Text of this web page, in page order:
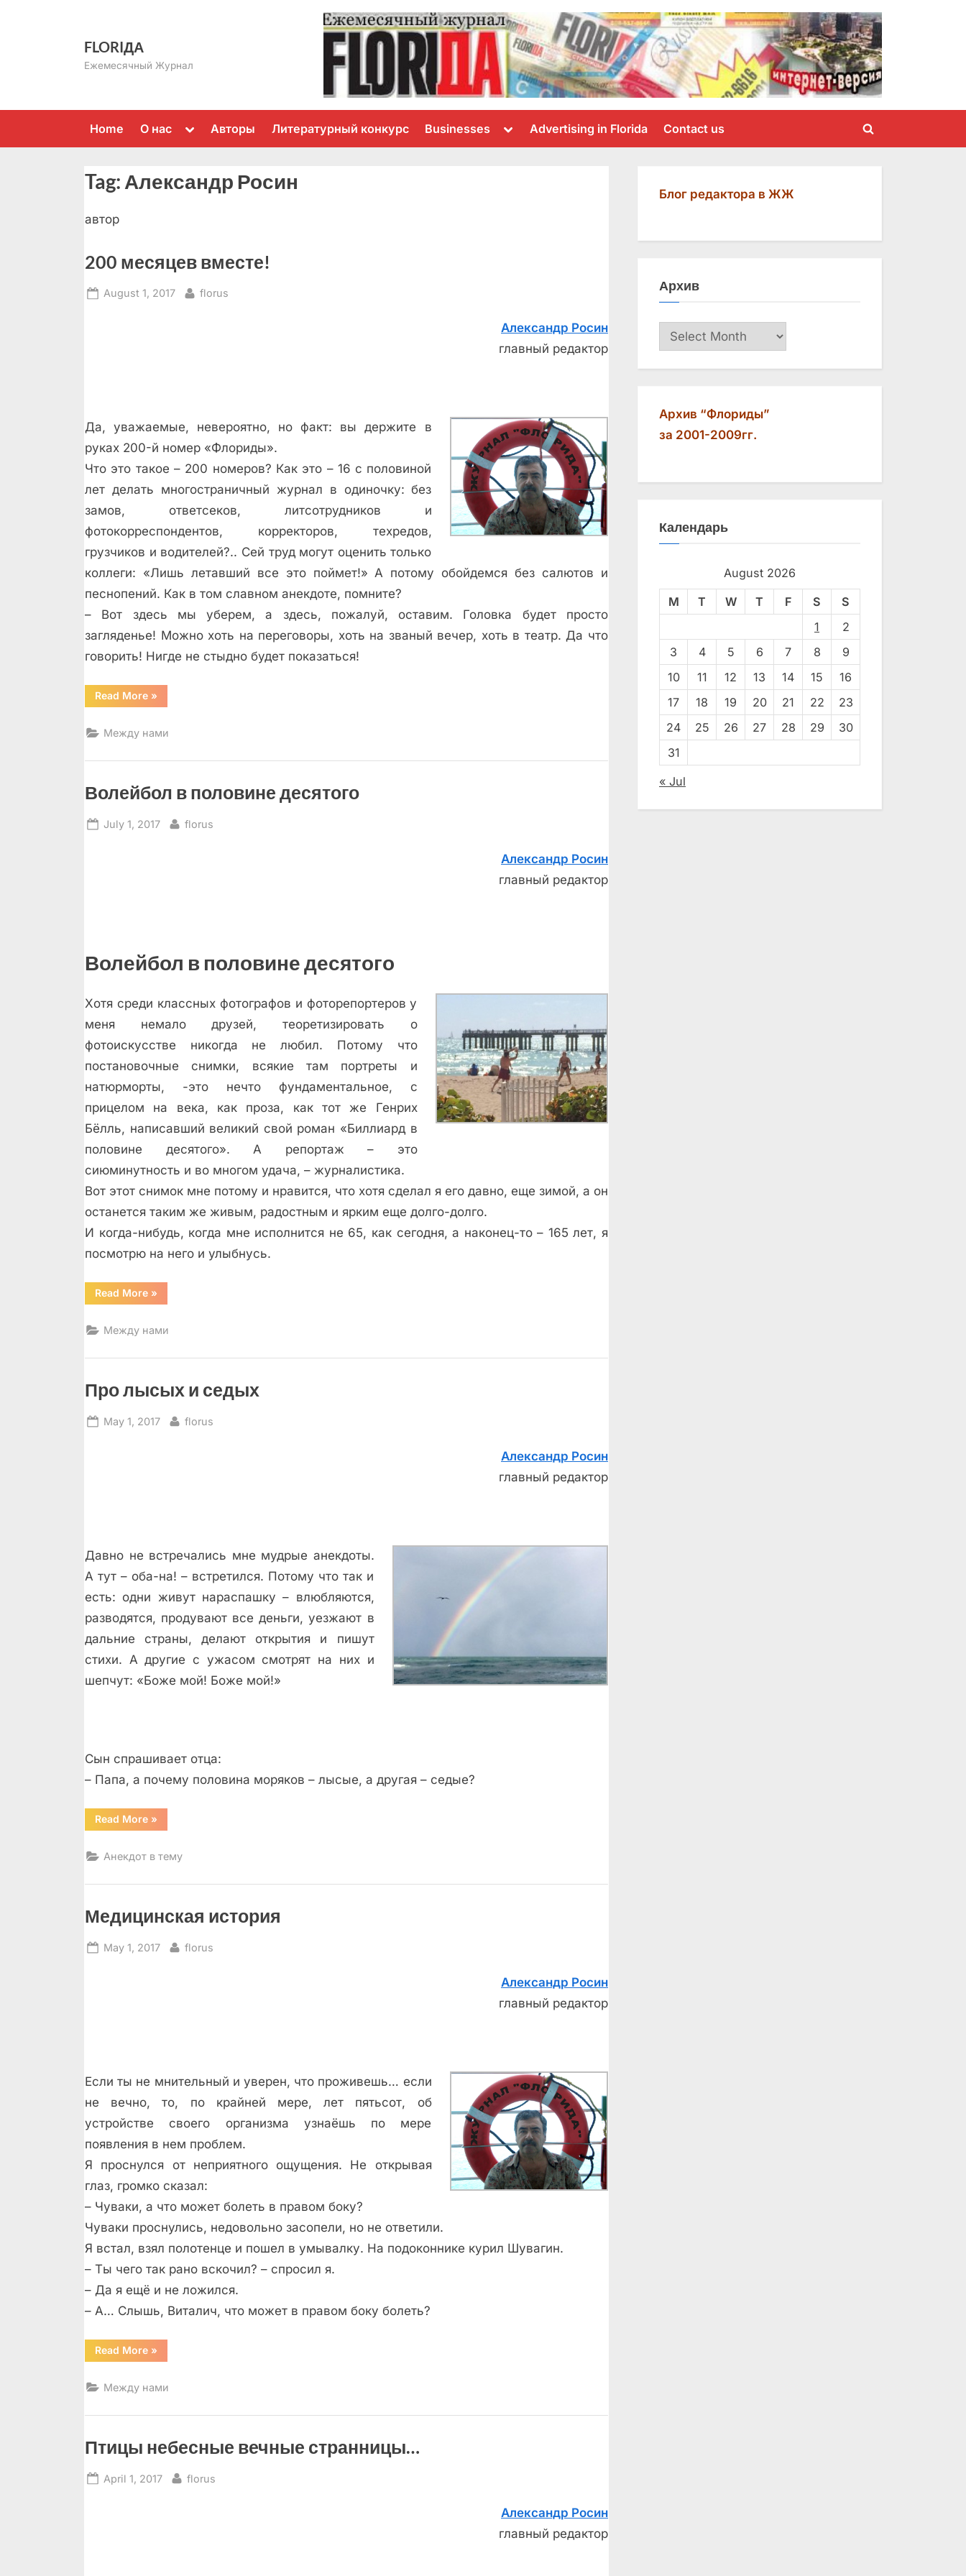
FLORIДА
Ежемесячный Журнал
Home О нас
Toggle
menu
Авторы Литературный конкурс Businesses
Toggle
menu
Advertising in Florida Contact us
Toggle
Tag: Александр Росин
автор
200 месяцев вместе!
Posted
August 1, 2017 By
florus
Александр Росин
главный редактор
Да, уважаемые, невероятно, но факт: вы держите в
руках 200-й номер «Флориды».
Что это такое – 200 номеров? Как это – 16 с половиной
лет делать многостраничный журнал в одиночку: без
замов, ответсеков, литсотрудников и
фотокорреспондентов, корректоров, техредов,
грузчиков и водителей?.. Сей труд могут оценить только
коллеги: «Лишь летавший все это поймет!» А потому обойдемся без салютов и
песнопений. Как в том славном анекдоте, помните?
– Вот здесь мы уберем, а здесь, пожалуй, оставим. Головка будет просто
загляденье! Можно хоть на переговоры, хоть на званый вечер, хоть в театр. Да что
говорить! Нигде не стыдно будет показаться!
Read More“200
месяцев
»
Между нами
Волейбол в половине десятого
Posted
July 1, 2017 By
florus
Александр Росин
главный редактор
Волейбол в половине десятого
Хотя среди классных фотографов и фоторепортеров у
меня немало друзей, теоретизировать о
фотоискусстве никогда не любил. Потому что
постановочные снимки, всякие там портреты и
натюрморты, -это нечто фундаментальное, с
прицелом на века, как проза, как тот же Генрих
Бёлль, написавший великий свой роман «Биллиард в
половине десятого». А репортаж – это
сиюминутность и во многом удача, – журналистика.
Вот этот снимок мне потому и нравится, что хотя сделал я его давно, еще зимой, а он
останется таким же живым, радостным и ярким еще долго-долго.
И когда-нибудь, когда мне исполнится не 65, как сегодня, а наконец-то – 165 лет, я
посмотрю на него и улыбнусь.
Read More“Волейбол
в
»
Между нами
Про лысых и седых
Posted
May 1, 2017 By
florus
Александр Росин
главный редактор
Давно не встречались мне мудрые анекдоты.
А тут – оба-на! – встретился. Потому что так и
есть: одни живут нараспашку – влюбляются,
разводятся, продувают все деньги, уезжают в
дальние страны, делают открытия и пишут
стихи. А другие с ужасом смотрят на них и
шепчут: «Боже мой! Боже мой!»
Сын спрашивает отца:
– Папа, а почему половина моряков – лысые, а другая – седые?
Read More“Про
лысых
»
Анекдот в тему
Медицинская история
Posted
May 1, 2017 By
florus
Александр Росин
главный редактор
Если ты не мнительный и уверен, что проживешь… если
не вечно, то, по крайней мере, лет пятьсот, об
устройстве своего организма узнаёшь по мере
появления в нем проблем.
Я проснулся от неприятного ощущения. Не открывая
глаз, громко сказал:
– Чуваки, а что может болеть в правом боку?
Чуваки проснулись, недовольно засопели, но не ответили.
Я встал, взял полотенце и пошел в умывалку. На подоконнике курил Шувагин.
– Ты чего так рано вскочил? – спросил я.
– Да я ещё и не ложился.
– А… Слышь, Виталич, что может в правом боку болеть?
Read More“Медицинская
история”
»
Между нами
Птицы небесные вечные странницы…
Posted
April 1, 2017 By
florus
Александр Росин
главный редактор
Блог редактора в ЖЖ
Архив
Архив
Архив “Флориды”
за 2001-2009гг.
Календарь
August 2026
M T W T F S
S
1
2
3
4 5 6 7 8
9
10
11 12 13 14 15
16
17
18 19 20 21 22
23
24
25 26 27 28 29
30
31
« Jul